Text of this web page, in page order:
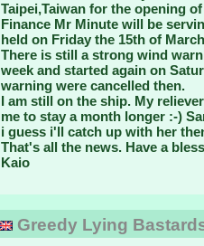
Taipei,Taiwan for the opening
Finance Mr Minute will be
held on Friday the 15th of
There is still a strong wind
week and started again on
warning were cancelled then.
I am still on the ship. My
me to stay a month longer :-)
i guess i'll catch up with her
That's all the news. Have a
Kaio
Greedy Lying